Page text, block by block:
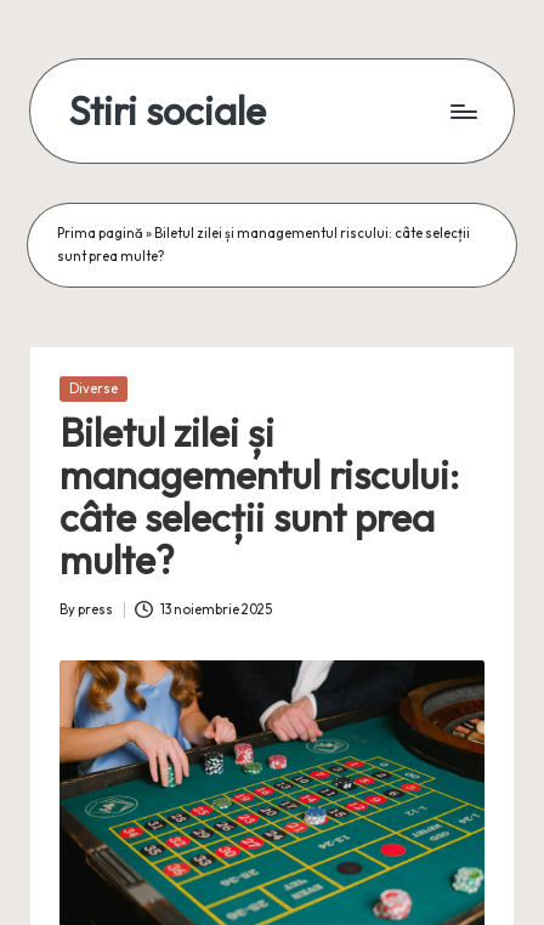
content
Stiri sociale
conexiuni
reale
Prima pagină » Biletul zilei și managementul riscului: câte selecții
sunt prea multe?
Posted
Diverse
Biletul zilei și
managementul riscului:
câte selecții sunt prea
multe?
Posted
Bypress 13 noiembrie 2025